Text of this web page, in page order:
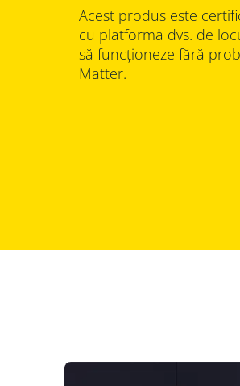
Acest produs este
cu platforma dvs. de
să funcționeze fără
Matter.